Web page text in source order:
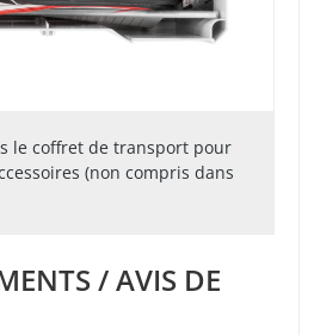
le coffret de transport pour
(non compris dans
/ AVIS DE